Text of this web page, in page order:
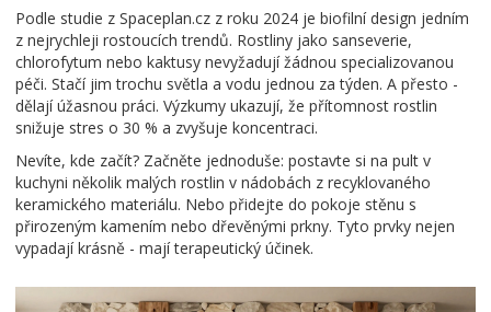
Podle studie z Spaceplan.cz z roku 2024 je biofilní design jedním
z nejrychleji rostoucích trendů. Rostliny jako sanseverie,
chlorofytum nebo kaktusy nevyžadují žádnou specializovanou
péči. Stačí jim trochu světla a vodu jednou za týden. A přesto -
dělají úžasnou práci. Výzkumy ukazují, že přítomnost rostlin
snižuje stres o 30 % a zvyšuje koncentraci.
Nevíte, kde začít? Začněte jednoduše: postavte si na pult v
kuchyni několik malých rostlin v nádobách z recyklovaného
keramického materiálu. Nebo přidejte do pokoje stěnu s
přirozeným kamením nebo dřevěnými prkny. Tyto prvky nejen
vypadají krásně - mají terapeutický účinek.